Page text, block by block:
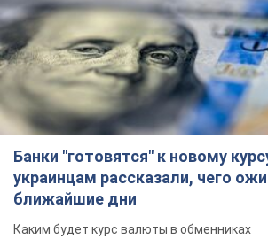
Банки "готовятся" к новому
украинцам рассказали, чего
ближайшие дни
Каким будет курс валюты в обменниках